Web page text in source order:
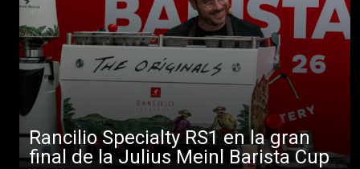
Rancilio Specialty RS1 en la gran
final de la Julius Meinl Barista Cup